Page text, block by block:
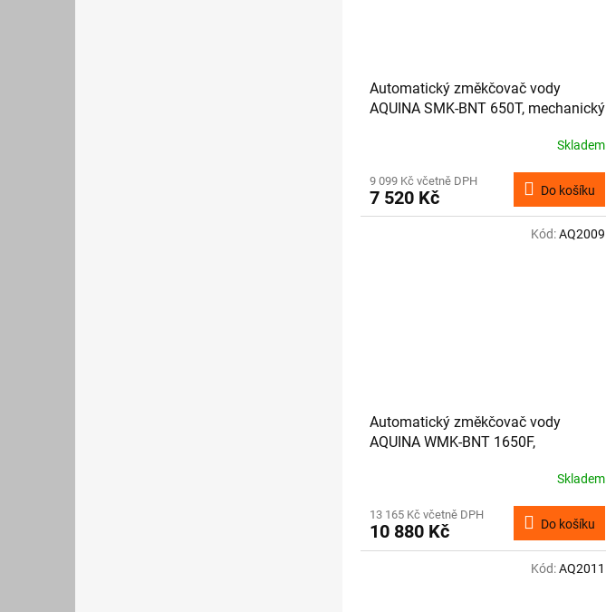
Automatický změkčovač vody
AQUINA SMK-BNT 650T, mechanický
Skladem
9 099 Kč včetně DPH
7 520 Kč Do košíku
Automatický změkčovač vody
AQUINA WMK-BNT 1650F,
Skladem
13 165 Kč včetně DPH
10 880 Kč Do košíku
Kód:AQ2009
Kód:AQ2011